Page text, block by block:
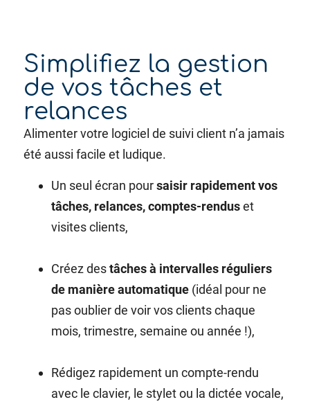
Simplifiez la gestion
de vos tâches et
relances
Alimenter votre logiciel de suivi client n’a jamais
été aussi facile et ludique.
Un seul écran poursaisir rapidement vos
tâches, relances, comptes-renduset
visites clients,
Créez destâches à intervalles réguliers
de manière automatique (idéal pour ne
pas oublier de voir vos clients chaque
mois, trimestre, semaine ou année !),
Rédigez rapidement un compte-rendu
avec le clavier, le stylet ou la dictée vocale,